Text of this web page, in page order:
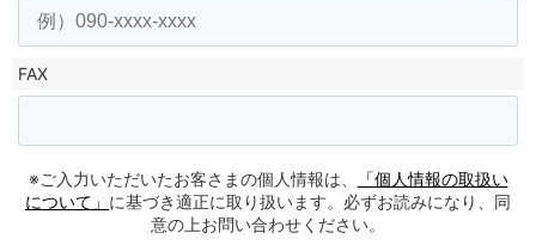
FAX
※ご入力いただいたお客さまの個人情報は、
「個人情報の取扱い
について」 に基づき適正に取り扱います。必ずお読みになり、同
意の上お問い合わせください。